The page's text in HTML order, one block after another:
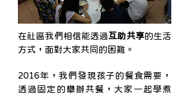
在社區我們相信能透過互助共享的生活
方式，面對大家共同的困難。
2016年，我們發現孩子的餐食需要，
透過固定的舉辦共餐，大家一起學煮